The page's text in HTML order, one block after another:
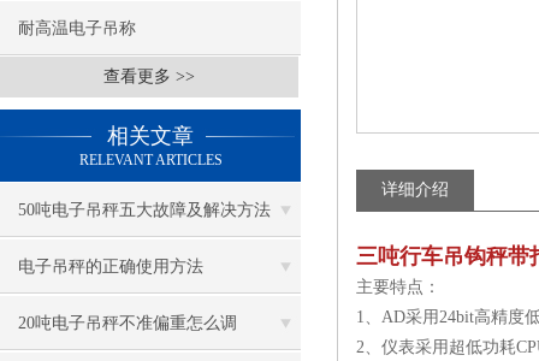
耐高温电子吊称
查看更多 >>
相关文章
RELEVANT ARTICLES
50吨电子吊秤五大故障及解决方法
电子吊秤的正确使用方法
20吨电子吊秤不准偏重怎么调
详细介绍
三吨行车吊钩秤带
主要特点：
1、AD采用24bit高精度
2、仪表采用超低功耗